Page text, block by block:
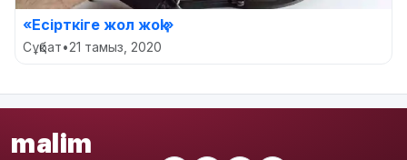
«Есірткіге жол жоқ!»
Сұқбат•21 тамыз, 2020
malim